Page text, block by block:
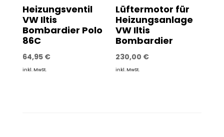
Heizungsventil
VW Iltis
Bombardier Polo
86C
64,95 €
inkl. MwSt.
Lüftermotor für
Heizungsanlage
VW Iltis
Bombardier
230,00 €
inkl. MwSt.